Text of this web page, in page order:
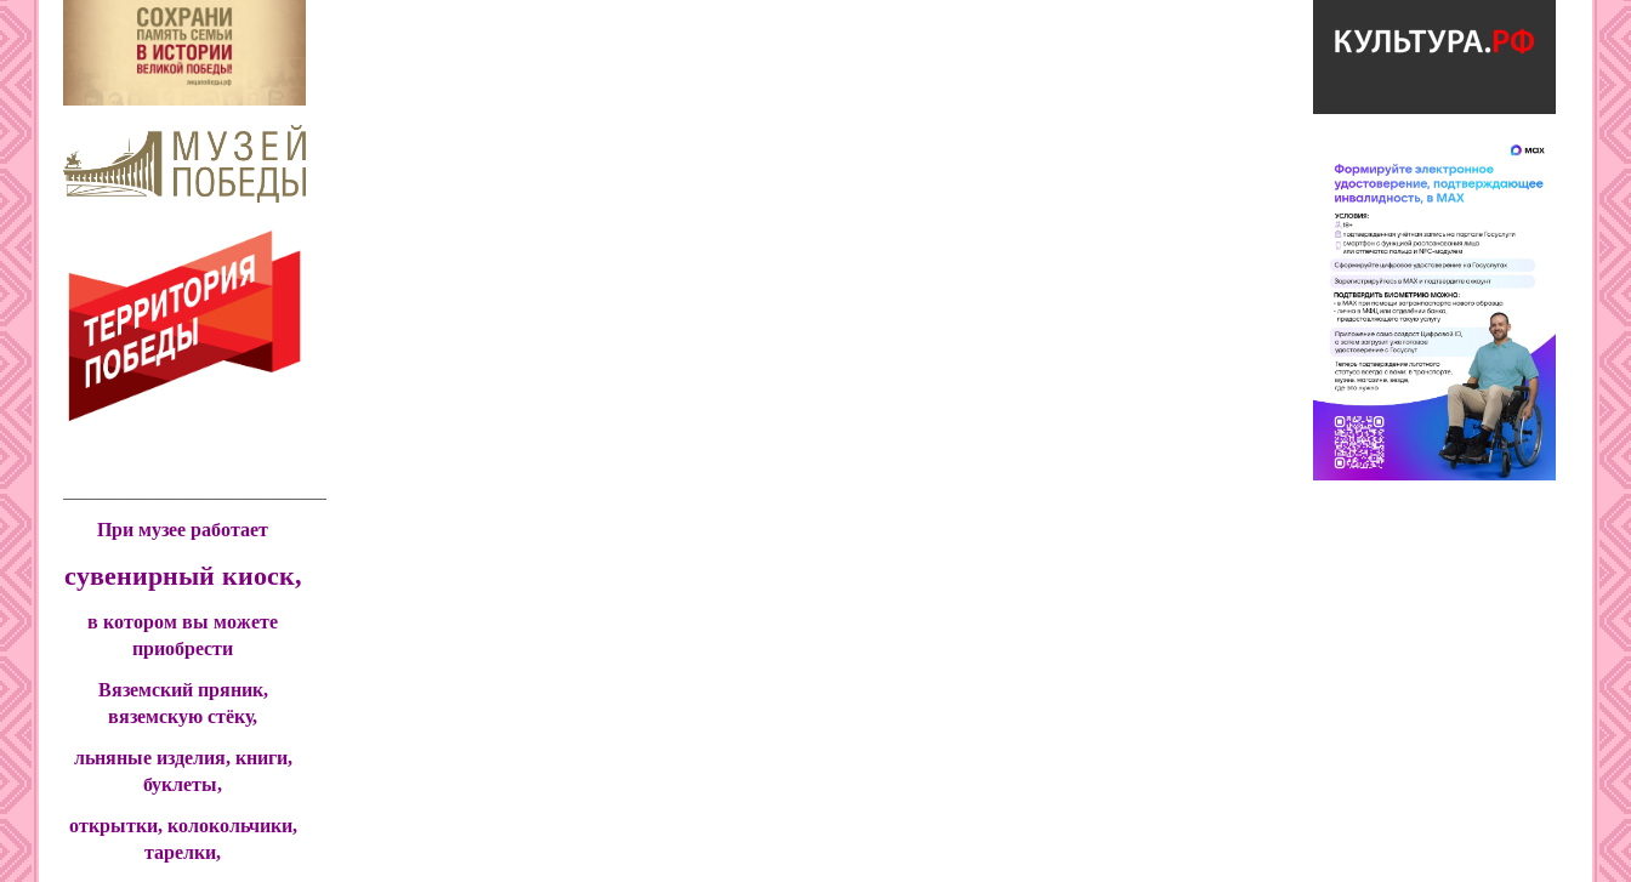
При музее работает
сувенирный киоск,
в котором вы можете
приобрести
Вяземский пряник,
вяземскую стёку,
льняные изделия, книги,
буклеты,
открытки, колокольчики,
тарелки,